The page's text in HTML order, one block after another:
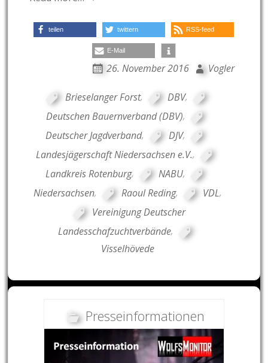
teilen twittern RSS-feed
E-Mail
26. November 2016 Vogler
Brieselanger Forst, DBV,
Deutschen Bauernverband (DBV),
Deutscher Jagdverband, DJV,
Landesjägerschaft Niedersachsen e.V.,
Landkreis Rotenburg, NABU,
Niedersachsen, Raoul Reding, VDL,
Vereinigung Deutscher
Landesschafzuchtverbände,
Visselhövede
Presseinformationen